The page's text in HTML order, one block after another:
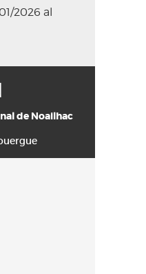
2026 al
de Noailhac